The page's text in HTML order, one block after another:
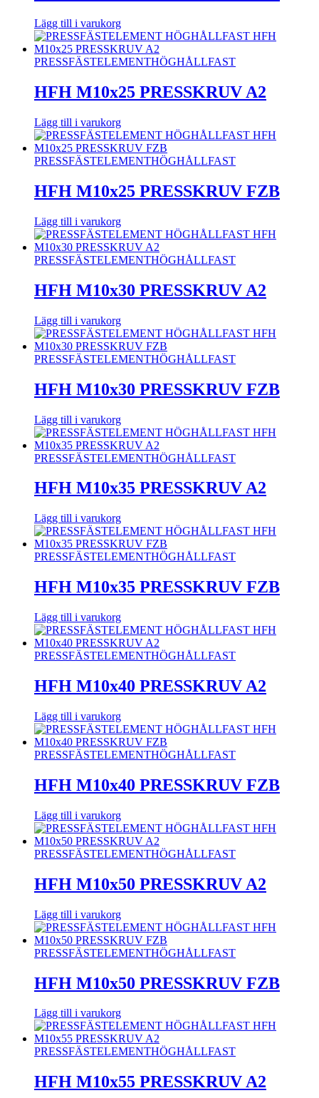
Lägg till i varukorg
PRESSFÄSTELEMENTHÖGHÅLLFAST
HFH M10x25 PRESSKRUV A2
Lägg till i varukorg
PRESSFÄSTELEMENTHÖGHÅLLFAST
HFH M10x25 PRESSKRUV FZB
Lägg till i varukorg
PRESSFÄSTELEMENTHÖGHÅLLFAST
HFH M10x30 PRESSKRUV A2
Lägg till i varukorg
PRESSFÄSTELEMENTHÖGHÅLLFAST
HFH M10x30 PRESSKRUV FZB
Lägg till i varukorg
PRESSFÄSTELEMENTHÖGHÅLLFAST
HFH M10x35 PRESSKRUV A2
Lägg till i varukorg
PRESSFÄSTELEMENTHÖGHÅLLFAST
HFH M10x35 PRESSKRUV FZB
Lägg till i varukorg
PRESSFÄSTELEMENTHÖGHÅLLFAST
HFH M10x40 PRESSKRUV A2
Lägg till i varukorg
PRESSFÄSTELEMENTHÖGHÅLLFAST
HFH M10x40 PRESSKRUV FZB
Lägg till i varukorg
PRESSFÄSTELEMENTHÖGHÅLLFAST
HFH M10x50 PRESSKRUV A2
Lägg till i varukorg
PRESSFÄSTELEMENTHÖGHÅLLFAST
HFH M10x50 PRESSKRUV FZB
Lägg till i varukorg
PRESSFÄSTELEMENTHÖGHÅLLFAST
HFH M10x55 PRESSKRUV A2